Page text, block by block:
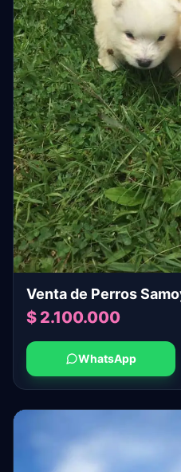
Venta de Perros
$ 2.100.000
WhatsApp